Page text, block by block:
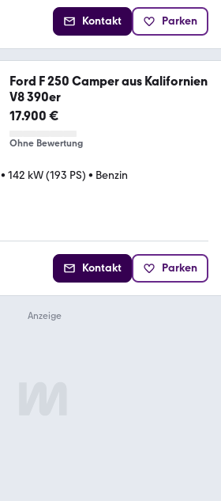
Kontakt Parken
Ford F 250 Camper aus Kalifornien
V8 390er
17.900 €
Ohne Bewertung
• 142 kW (193 PS) • Benzin
Kontakt Parken